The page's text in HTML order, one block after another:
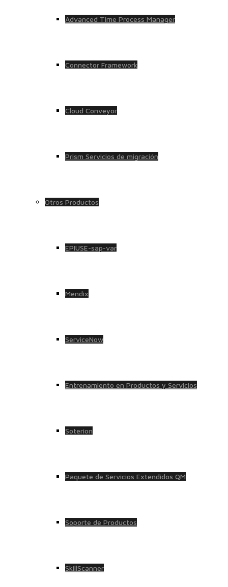
Advanced Time Process Manager
Connector Framework
Cloud Conveyor
Prism Servicios de migración
Otros Productos
EPIUSE-sap-var
Mendix
ServiceNow
Entrenamiento en Productos y Servicios
Soterion
Paquete de Servicios Extendidos QM
Soporte de Productos
SkillScanner